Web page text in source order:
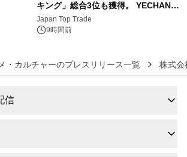
キング」総合3位も獲得。 YECHAN音
浴シンギングボウル第2弾の大型サイ
ズ（XL・2XL・3XL）を先行販売中
Japan Top Trade
9時間前
・カルチャーのプレスリリース一覧 株式会
信